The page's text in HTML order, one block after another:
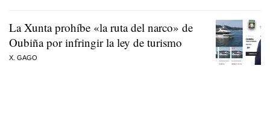
La Xunta prohíbe «la ruta del narco» de
Oubiña por infringir la ley de turismo
X. GAGO